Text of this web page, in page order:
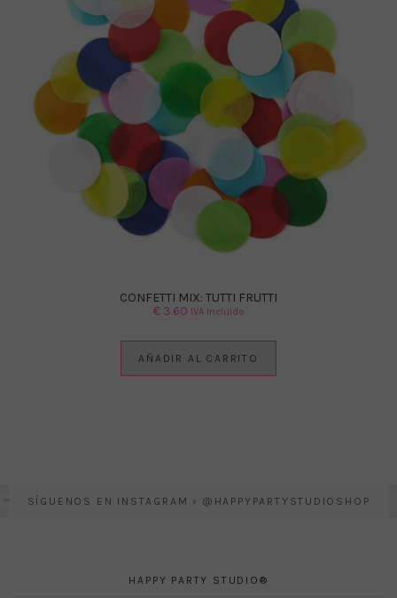
CONFETTI MIX: TUTTI FRUTTI
€3.60 IVA Incluido
AÑADIR AL CARRITO
SÍGUENOS EN INSTAGRAM › @HAPPYPARTYSTUDIOSHOP
HAPPY PARTY STUDIO®